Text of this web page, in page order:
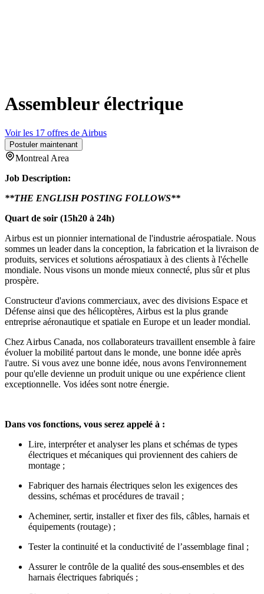
Assembleur électrique
Voir les 17 offres de Airbus
Postuler maintenant
Montreal Area
Job Description:
**THE ENGLISH POSTING FOLLOWS**
Quart de soir (15h20 à 24h)
Airbus est un pionnier international de l'industrie aérospatiale. Nous
sommes un leader dans la conception, la fabrication et la livraison de
produits, services et solutions aérospatiaux à des clients à l'échelle
mondiale. Nous visons un monde mieux connecté, plus sûr et plus
prospère.
Constructeur d'avions commerciaux, avec des divisions Espace et
Défense ainsi que des hélicoptères, Airbus est la plus grande
entreprise aéronautique et spatiale en Europe et un leader mondial.
Chez Airbus Canada, nos collaborateurs travaillent ensemble à faire
évoluer la mobilité partout dans le monde, une bonne idée après
l'autre. Si vous avez une bonne idée, nous avons l'environnement
pour qu'elle devienne un produit unique ou une expérience client
exceptionnelle. Vos idées sont notre énergie.
Dans vos fonctions, vous serez appelé à :
Lire, interpréter et analyser les plans et schémas de types
électriques et mécaniques qui proviennent des cahiers de
montage ;
Fabriquer des harnais électriques selon les exigences des
dessins, schémas et procédures de travail ;
Acheminer, sertir, installer et fixer des fils, câbles, harnais et
équipements (routage) ;
Tester la continuité et la conductivité de l’assemblage final ;
Assurer le contrôle de la qualité des sous-ensembles et des
harnais électriques fabriqués ;